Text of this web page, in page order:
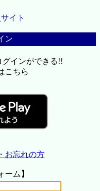
イト
ン
グインができる!!
こちら
お忘れの方
ーム】